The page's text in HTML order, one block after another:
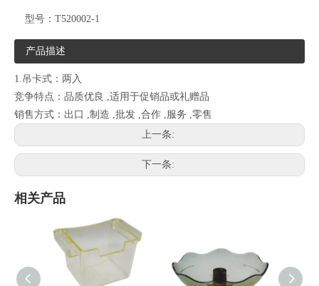
型号： T520002-1
产品描述
1.吊卡式：两入
竞争特点：品质优良 ,适用于促销品或礼赠品
销售方式：出口 ,制造 ,批发 ,合作 ,服务 ,零售
上一条:
下一条:
相关产品